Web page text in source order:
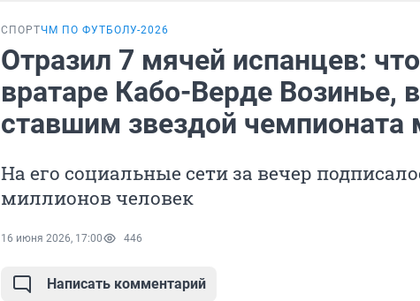
СПОРТЧМ ПО ФУТБОЛУ-2026
Отразил 7 мячей испанцев:
вратаре Кабо-Верде Возинье,
ставшим звездой чемпионата
На его социальные сети за вечер
миллионов человек
16 июня 2026, 17:00 446
Написать комментарий